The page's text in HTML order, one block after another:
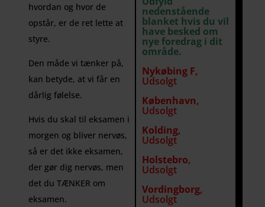
hvordan og hvor de
opstår, er de ret lette at
styre.
Den måde vi tænker på,
kan betyde, at vi får en
dårlig følelse.
Hvis du skal til eksamen i
morgen og bliver nervøs,
så er det ikke eksamen,
der gør dig nervøs, men
det du TÆNKER om
eksamen.
nedenstående
blanket hvis du vil
have besked om
nye foredrag i dit
område.
Nykøbing F,
Udsolgt
København,
Udsolgt
Kolding,
Udsolgt
Holstebro,
Udsolgt
Vordingborg,
Udsolgt